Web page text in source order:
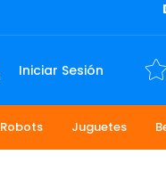
Iniciar Sesión
Robots Juguetes